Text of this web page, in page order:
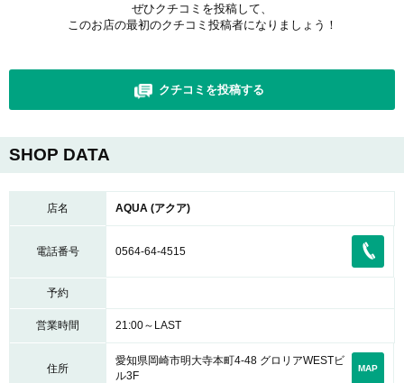
ぜひクチコミを投稿して、
このお店の最初のクチコミ投稿者になりましょう！
クチコミを投稿する
SHOP DATA
店名 AQUA (アクア)
電話番号 0564-64-4515
予約
営業時間 21:00～LAST
住所
愛知県岡崎市明大寺本町4-48 グロリアWESTビ
ル3F
MAP